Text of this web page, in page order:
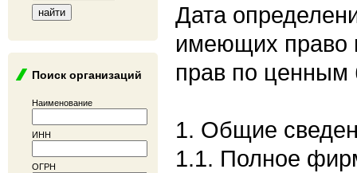
Поиск организаций
Наименование
ИНН
ОГРН
Дата
имеющих право
прав по ценным
1. Общие
1.1. Полное